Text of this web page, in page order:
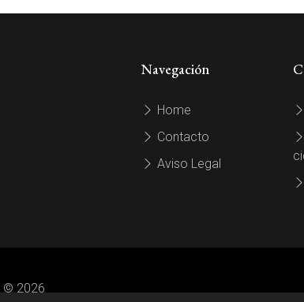
Navegación
Home
Contacto
Aviso Legal
© 2026